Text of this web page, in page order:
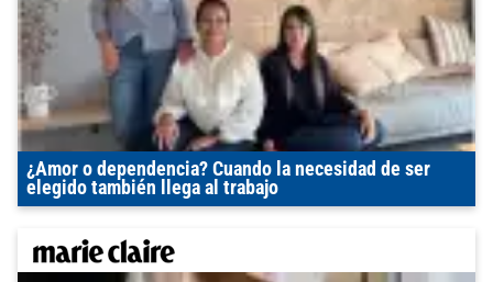
¿Amor o dependencia? Cuando la necesidad de ser
elegido también llega al trabajo